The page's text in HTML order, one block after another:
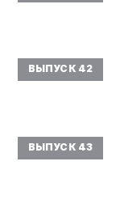
ВЫПУСК 42
ВЫПУСК 43